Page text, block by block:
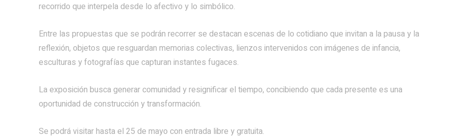
recorrido que interpela desde lo afectivo y lo simbólico.
Entre las propuestas que se podrán recorrer se destacan escenas de lo cotidiano que invitan a la pausa y la
reflexión, objetos que resguardan memorias colectivas, lienzos intervenidos con imágenes de infancia,
esculturas y fotografías que capturan instantes fugaces.
La exposición busca generar comunidad y resignificar el tiempo, concibiendo que cada presente es una
oportunidad de construcción y transformación.
Se podrá visitar hasta el 25 de mayo con entrada libre y gratuita.